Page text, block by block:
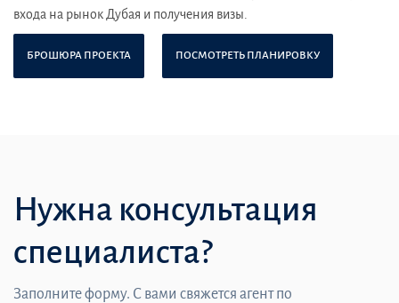
входа на рынок Дубая и получения визы.
БРОШЮРА ПРОЕКТА ПОСМОТРЕТЬ ПЛАНИРОВКУ
Нужна консультация
специалиста?
Заполните форму. С вами свяжется агент по